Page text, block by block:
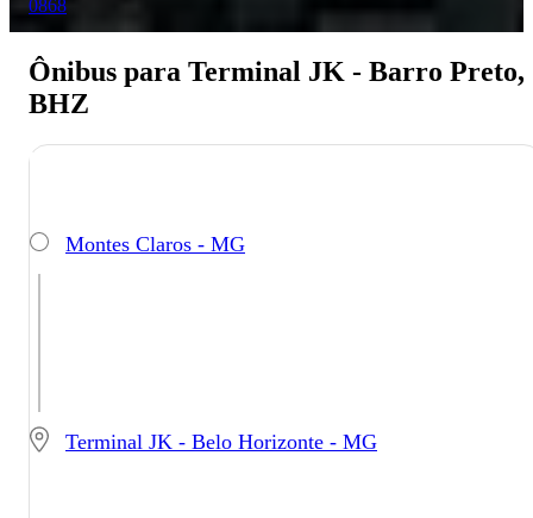
0868
Ônibus para Terminal JK - Barro Preto,
BHZ
Montes Claros - MG
Terminal JK - Belo Horizonte - MG